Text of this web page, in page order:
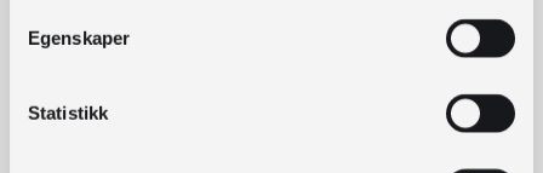
Egenskaper
Statistikk